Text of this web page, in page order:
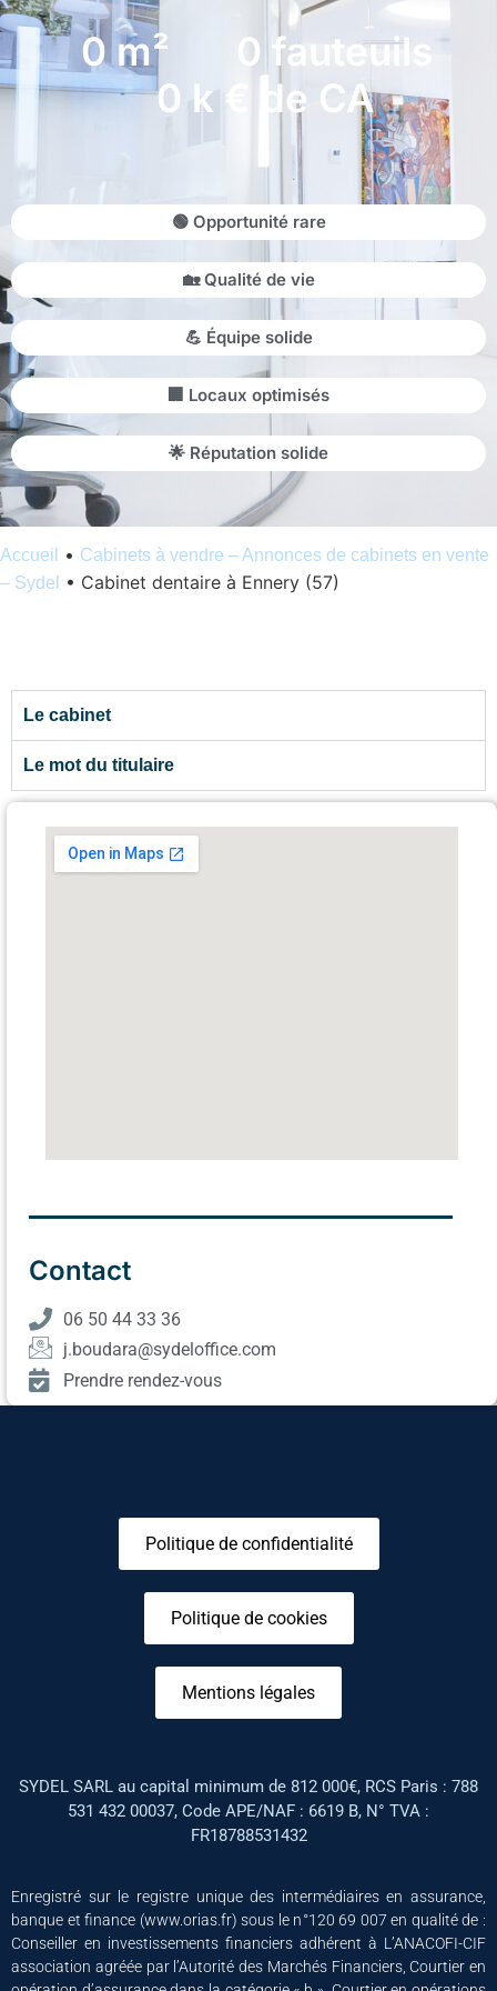
0m² 0 fauteuils
0 k € de CA
🟢 Opportunité rare
🏡 Qualité de vie
💪 Équipe solide
🏢 Locaux optimisés
🌟 Réputation solide
Accueil • Cabinets à vendre – Annonces de cabinets en vente
– Sydel
• Cabinet dentaire à Ennery (57)
Le cabinet
Le mot du titulaire
Contact
06 50 44 33 36
j.boudara@sydeloffice.com
Prendre rendez-vous
Politique de confidentialité
Politique de cookies
Mentions légales
SYDEL SARL au capital minimum de 812 000€, RCS Paris : 788
531 432 00037, Code APE/NAF : 6619 B, N° TVA :
FR18788531432
Enregistré sur le registre unique des intermédiaires en assurance,
banque et finance (www.orias.fr) sous le n°120 69 007 en qualité de :
Conseiller en investissements financiers adhérent à L’ANACOFI-CIF
association agréée par l’Autorité des Marchés Financiers, Courtier en